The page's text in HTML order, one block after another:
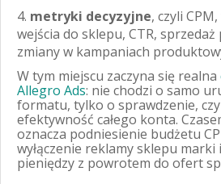
metryki decyzyjne, czyli
wejścia do sklepu, CTR,
zmiany w kampaniach
W tym miejscu zaczyna się realna
Allegro Ads: nie chodzi o samo
formatu, tylko o sprawdzenie,
efektywność całego konta.
oznacza podniesienie budżetu
wyłączenie reklamy sklepu marki
pieniędzy z powrotem do ofert